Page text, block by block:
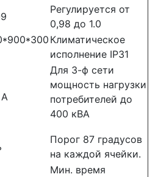
Регулируется от
0,98 до 1.0
Климатическое
исполнение IP31
Для 3-ф сети
мощность нагрузки
потребителей до
400 кВА
Порог 87 градусов
на каждой ячейки.
Мин. время